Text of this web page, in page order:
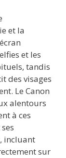
et la
et les
tandis
des visages
Le Canon
alentours
à ces
incluant
sur